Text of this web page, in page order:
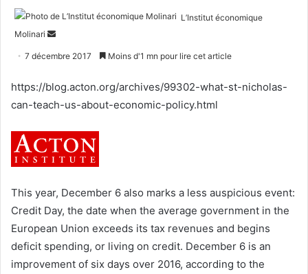
L’Institut économique
Molinari
Envoyer
7 décembre 2017 Moins d'1 mn pour lire cet article
https://blog.acton.org/archives/99302-what-st-nicholas-
can-teach-us-about-economic-policy.html
This year, December 6 also marks a less auspicious event:
Credit Day, the date when the average government in the
European Union exceeds its tax revenues and begins
deficit spending, or living on credit. December 6 is an
improvement of six days over 2016, according to the